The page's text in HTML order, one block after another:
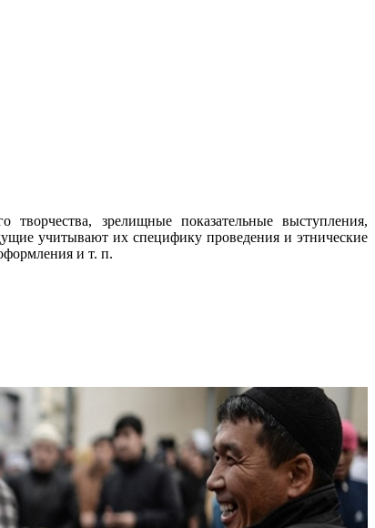
зрелищные показательные выступления,
учитывают их специфику проведения и этнические
и т. п.